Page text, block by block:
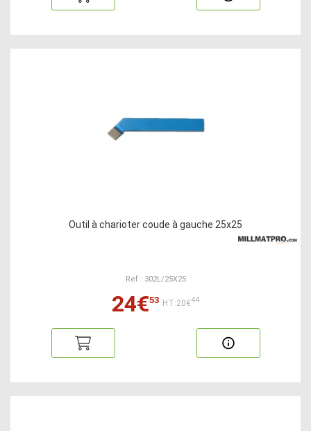
Outil à charioter coude à gauche 25x25
Ref : 302L/25X25
24€53 HT:20€44